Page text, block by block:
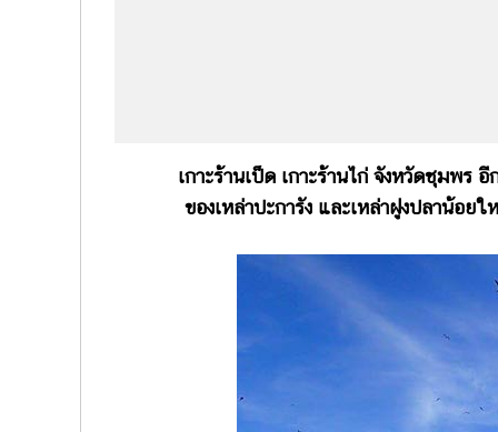
เกาะร้านเป็ด เกาะร้านไก่ จังหวัดชุมพร
ของเหล่าปะการัง และเหล่าฝูงปลาน้อย